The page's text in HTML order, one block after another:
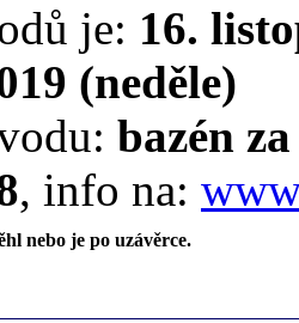
je: 16.
(neděle)
bazén
, info na:
nebo je po uzávěrce.